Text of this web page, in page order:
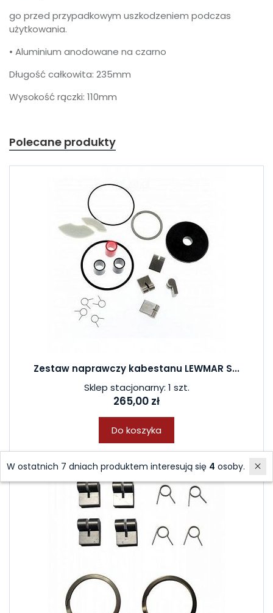
go przed przypadkowym uszkodzeniem podczas
użytkowania.
• Aluminium anodowane na czarno
Długość całkowita: 235mm
Wysokość rączki: 110mm
Polecane produkty
Zestaw naprawczy kabestanu LEWMAR S...
Sklep stacjonarny: 1 szt.
265,00 zł
Do koszyka
W ostatnich 7 dniach produktem interesują się 4 osoby.